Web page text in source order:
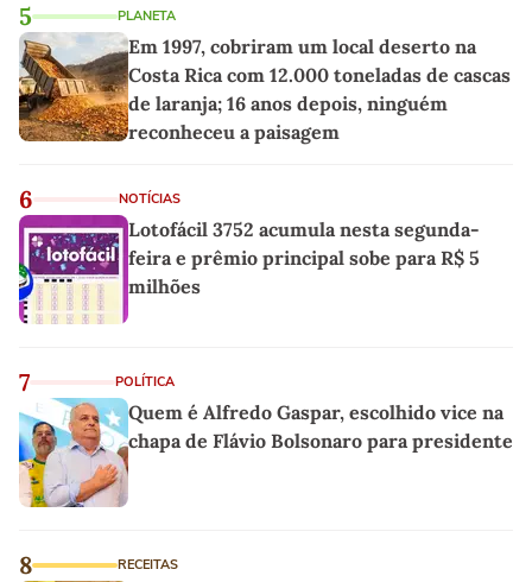
5 PLANETA
Em 1997, cobriram um local deserto na
Costa Rica com 12.000 toneladas de cascas
de laranja; 16 anos depois, ninguém
reconheceu a paisagem
6 NOTÍCIAS
Lotofácil 3752 acumula nesta segunda-
feira e prêmio principal sobe para R$ 5
milhões
7 POLÍTICA
Quem é Alfredo Gaspar, escolhido vice na
chapa de Flávio Bolsonaro para presidente
8 RECEITAS